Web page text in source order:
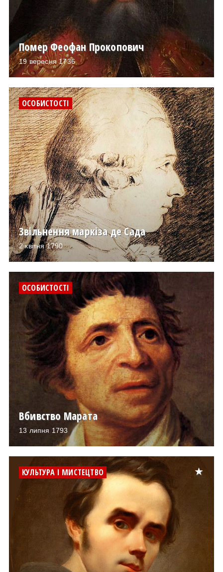
Помер Феофан Прокопович
19 вересня 1736
ОСОБИСТОСТІ
Звільнення маркіза де Сада
2 квітня 1790
ОСОБИСТОСТІ
Вбивство Марата
13 липня 1793
КУЛЬТУРА І МИСТЕЦТВО